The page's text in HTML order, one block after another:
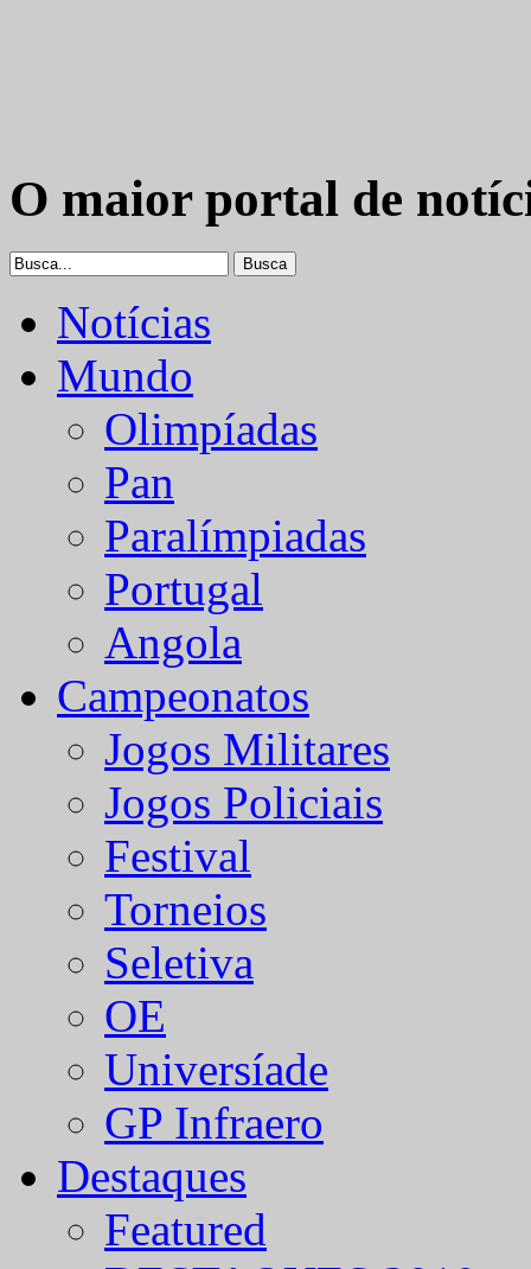
O maior portal de
Notícias
Mundo
Olimpíadas
Pan
Paralímpiadas
Portugal
Angola
Campeonatos
Jogos Militares
Jogos Policiais
Festival
Torneios
Seletiva
OE
Universíade
GP Infraero
Destaques
Featured